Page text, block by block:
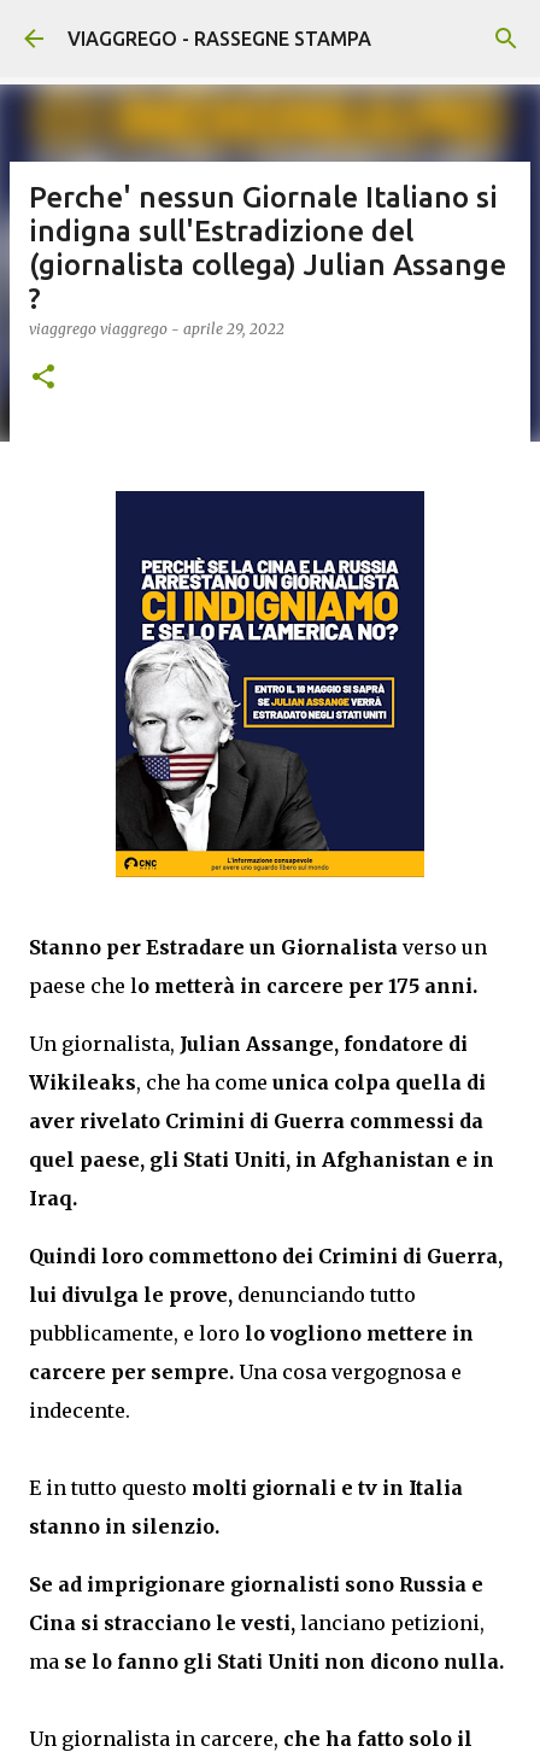
Passa ai contenuti principali
VIAGGREGO - RASSEGNE STAMPA
Perche' nessun Giornale Italiano si
indigna sull'Estradizione del
(giornalista collega) Julian Assange
?
viaggrego viaggrego - aprile 29, 2022
Stanno per Estradare un Giornalista verso un
paese che lo metterà in carcere per 175 anni.
Un giornalista, Julian Assange, fondatore di
Wikileaks, che ha come unica colpa quella di
aver rivelato Crimini di Guerra commessi da
quel paese, gli Stati Uniti, in Afghanistan e in
Iraq.
Quindi loro commettono dei Crimini di Guerra,
lui divulga le prove, denunciando tutto
pubblicamente, e loro lo vogliono mettere in
carcere per sempre. Una cosa vergognosa e
indecente.
E in tutto questo molti giornali e tv in Italia
stanno in silenzio.
Se ad imprigionare giornalisti sono Russia e
Cina si stracciano le vesti, lanciano petizioni,
ma se lo fanno gli Stati Uniti non dicono nulla.
Un giornalista in carcere, che ha fatto solo il